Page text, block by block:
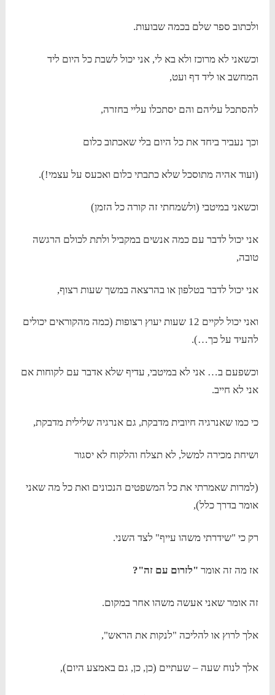
ולכתוב ספר שלם בכמה שבועות.
וכשאני לא מרוכז ולא בא לי, אני יכול לשבת כל היום ליד
המחשב או ליד דף ועט,
להסתכל עליהם והם יסתכלו עליי בחזרה,
וכך נעביר ביחד את כל היום בלי שאכתוב כלום
(ועוד אהיה מתוסכל שלא כתבתי כלום ואכעס על עצמי!).
וכשאני במיטבי (ולשמחתי זה קורה כל הזמן)
אני יכול לדבר עם כמה אנשים במקביל ולתת לכולם הרגשה
טובה,
אני יכול לדבר בטלפון או בהרצאה במשך שעות רצוף,
ואני יכול לקיים 12 שעות יעוץ רצופות (כמה מהקוראים יכולים
להעיד על כך…).
וכשפעם ב… אני לא במיטבי, עדיף שלא אדבר עם לקוחות אם
אני לא חייב.
כי כמו שאנרגיה חיובית מדבקת, גם אנרגיה שלילית מדבקת,
ושיחת מכירה למשל, לא תצלח והלקוח לא יסגור
(למרות שאמרתי את כל המשפטים הנכונים ואת כל מה שאני
אומר בדרך כלל),
רק כי "שידרתי משהו עייף" לצד השני.
אז מה זה אומר "לזרום עם זה"?
זה אומר שאני אעשה משהו אחר במקום.
אלך לרוץ או להליכה "לנקות את הראש",
אלך לנוח שעה – שעתיים (כן, כן, גם באמצע היום),